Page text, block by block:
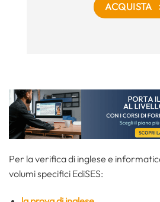
ACQUISTA
Per la verifica di inglese e
volumi specifici EdiSES: